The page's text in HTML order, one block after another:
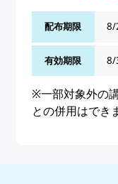
配布期限 8/
有効期限 8/
※一部対象外の
との併用はでき